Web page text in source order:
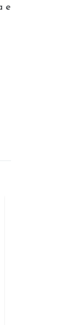
e